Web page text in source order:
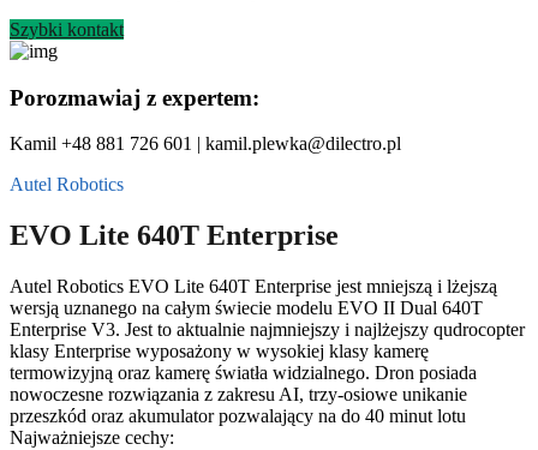
Szybki kontakt
Porozmawiaj z expertem:
Kamil +48 881 726 601 | kamil.plewka@dilectro.pl
Autel Robotics
EVO Lite 640T Enterprise
Autel Robotics EVO Lite 640T Enterprise jest mniejszą i lżejszą
wersją uznanego na całym świecie modelu EVO II Dual 640T
Enterprise V3. Jest to aktualnie najmniejszy i najlżejszy qudrocopter
klasy Enterprise wyposażony w wysokiej klasy kamerę
termowizyjną oraz kamerę światła widzialnego. Dron posiada
nowoczesne rozwiązania z zakresu AI, trzy-osiowe unikanie
przeszkód oraz akumulator pozwalający na do 40 minut lotu
Najważniejsze cechy: